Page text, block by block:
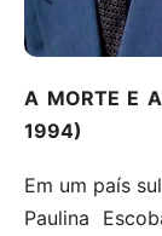
A MORTE E
1994)
Em um país
Paulina